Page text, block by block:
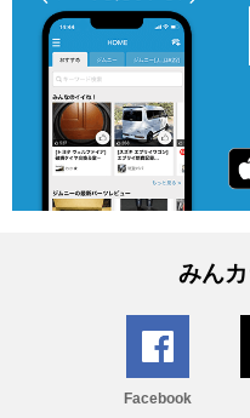
みん
Facebook